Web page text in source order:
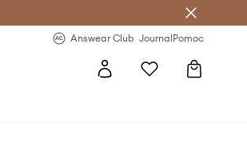
Answear Club JournalPomoc